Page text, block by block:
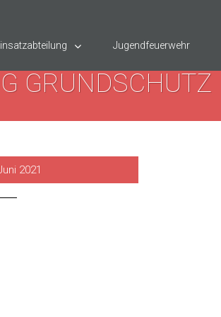
Jugendfeuerwehr
GRUNDSCHUTZ
2021